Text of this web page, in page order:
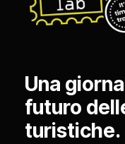
Una
futuro
turistiche.